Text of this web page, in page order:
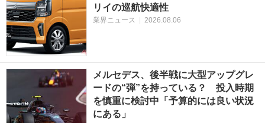
リイの巡航快適性
業界ニュース | 2026.08.06
メルセデス、後半戦に大型アップグレ
ードの“弾”を持っている？ 投入時期
を慎重に検討中「予算的には良い状況
にある」